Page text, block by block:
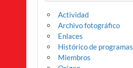
Actividad
Archivo fotográfico
Enlaces
Histórico de programas
Miembros